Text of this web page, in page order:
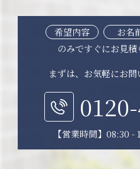
希望内容 お名
のみですぐにお見積
まずは、お気軽にお問
【営業時間】08:30 -